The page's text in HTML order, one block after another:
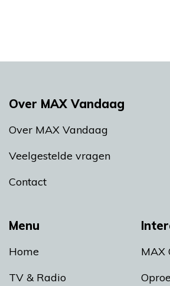
Menu
Home
TV & Radio
MAX
Over MAX Vandaag
Over MAX Vandaag
Veelgestelde vragen
Contact